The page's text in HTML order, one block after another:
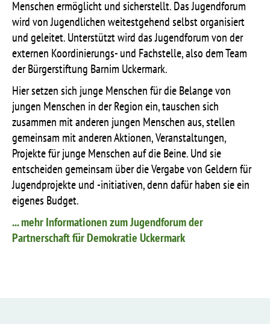
Menschen ermöglicht und sicherstellt. Das Jugendforum
wird von Jugendlichen weitestgehend selbst organisiert
und geleitet. Unterstützt wird das Jugendforum von der
externen Koordinierungs- und Fachstelle, also dem Team
der Bürgerstiftung Barnim Uckermark.
Hier setzen sich junge Menschen für die Belange von
jungen Menschen in der Region ein, tauschen sich
zusammen mit anderen jungen Menschen aus, stellen
gemeinsam mit anderen Aktionen, Veranstaltungen,
Projekte für junge Menschen auf die Beine. Und sie
entscheiden gemeinsam über die Vergabe von Geldern für
Jugendprojekte und -initiativen, denn dafür haben sie ein
eigenes Budget.
... mehr Informationen zum Jugendforum der
Partnerschaft für Demokratie Uckermark